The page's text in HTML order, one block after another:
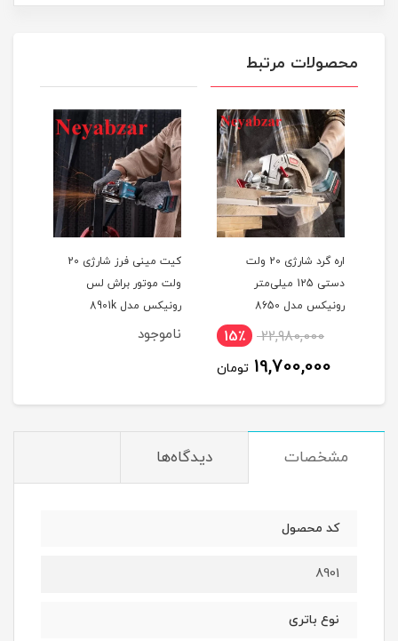
محصولات مرتبط
اره گرد شارژی 20 ولت
دستی 125 میلی‌متر
رونیکس مدل 8650
22,980,000 15٪
19,700,000 تومان
کیت مینی فرز شارژی 20
ولت موتور براش لس
رونیکس مدل 8901k
ناموجود
مشخصات دیدگاه‌ها
کد محصول
8901
نوع باتری